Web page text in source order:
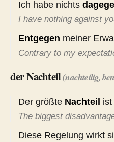
Ich habe nichts
I have nothing against
Entgegen meiner
Contrary to my
der Nachteil(nachteilig,
Der größte Nachteil
The biggest
Diese Regelung wirkt